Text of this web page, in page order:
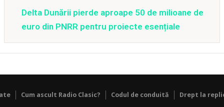
Delta Dunării pierde aproape 50 de milioane de
euro din PNRR pentru proiecte esențiale
Cum ascult Radio Clasic? Codul de conduită Drept la